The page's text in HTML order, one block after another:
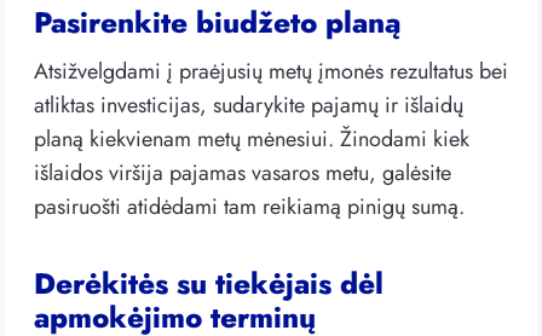
Pasirenkite biudžeto planą
Atsižvelgdami į praėjusių metų įmonės rezultatus bei
atliktas investicijas, sudarykite pajamų ir išlaidų
planą kiekvienam metų mėnesiui. Žinodami kiek
išlaidos viršija pajamas vasaros metu, galėsite
pasiruošti atidėdami tam reikiamą pinigų sumą.
Derėkitės su tiekėjais dėl
apmokėjimo terminų